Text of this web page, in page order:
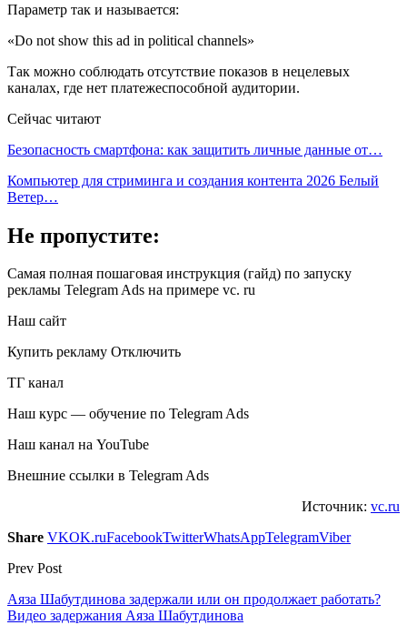
Параметр так и называется:
«Do not show this ad in political channels»
Так можно соблюдать отсутствие показов в нецелевых
каналах, где нет платежеспособной аудитории.
Сейчас читают
Безопасность смартфона: как защитить личные данные от…
Компьютер для стриминга и создания контента 2026 Белый
Ветер…
Не пропустите:
Самая полная пошаговая инструкция (гайд) по запуску
рекламы Telegram Ads на примере vc. ru
Наш сайт
Купить рекламу Отключить
ТГ канал
Наш курс — обучение по Telegram Ads
Наш канал на YouTube
Внешние ссылки в Telegram Ads
Источник: vc.ru
Share VKOK.ruFacebookTwitterWhatsAppTelegramViber
Prev Post
Аяза Шабутдинова задержали или он продолжает работать?
Видео задержания Аяза Шабутдинова